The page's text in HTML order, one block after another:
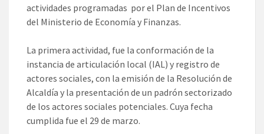
actividades programadas por el Plan de Incentivos
del Ministerio de Economía y Finanzas.
La primera actividad, fue la conformación de la
instancia de articulación local (IAL) y registro de
actores sociales, con la emisión de la Resolución de
Alcaldía y la presentación de un padrón sectorizado
de los actores sociales potenciales. Cuya fecha
cumplida fue el 29 de marzo.